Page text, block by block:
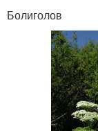
Болиголов